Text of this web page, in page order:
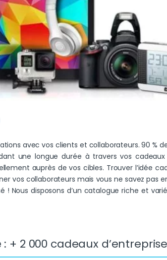
avec vos clients et collaborateurs. 90 %
une longue durée à travers vos
auprès de vos cibles. Trouver l’idée
vos collaborateurs mais vous ne savez pas
! Nous disposons d’un catalogue riche et
+ 2 000 cadeaux d’entreprise